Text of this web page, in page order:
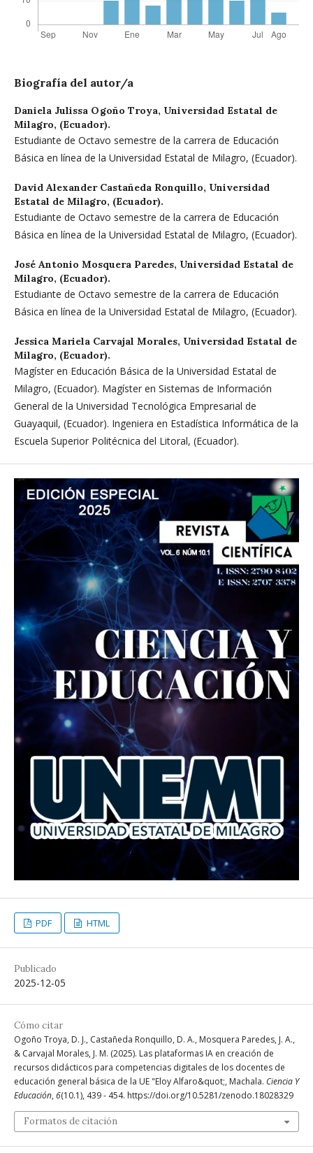
Biografía del autor/a
Daniela Julissa Ogoño Troya, Universidad Estatal de
Milagro, (Ecuador).
Estudiante de Octavo semestre de la carrera de Educación
Básica en línea de la Universidad Estatal de Milagro, (Ecuador).
David Alexander Castañeda Ronquillo, Universidad
Estatal de Milagro, (Ecuador).
Estudiante de Octavo semestre de la carrera de Educación
Básica en línea de la Universidad Estatal de Milagro, (Ecuador).
José Antonio Mosquera Paredes, Universidad Estatal de
Milagro, (Ecuador).
Estudiante de Octavo semestre de la carrera de Educación
Básica en línea de la Universidad Estatal de Milagro, (Ecuador).
Jessica Mariela Carvajal Morales, Universidad Estatal de
Milagro, (Ecuador).
Magíster en Educación Básica de la Universidad Estatal de
Milagro, (Ecuador). Magíster en Sistemas de Información
General de la Universidad Tecnológica Empresarial de
Guayaquil, (Ecuador). Ingeniera en Estadística Informática de la
Escuela Superior Politécnica del Litoral, (Ecuador).
PDF HTML
Publicado
2025-12-05
Cómo citar
Ogoño Troya, D. J., Castañeda Ronquillo, D. A., Mosquera Paredes, J. A.,
& Carvajal Morales, J. M. (2025). Las plataformas IA en creación de
recursos didácticos para competencias digitales de los docentes de
educación general básica de la UE "Eloy Alfaro&quot;, Machala. Ciencia Y
Educación, 6(10.1), 439 - 454. https://doi.org/10.5281/zenodo.18028329
Formatos de citación